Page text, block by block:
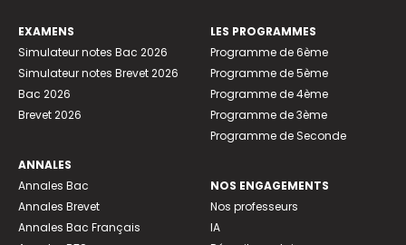
EXAMENS
Simulateur notes Bac 2026
Simulateur notes Brevet 2026
Bac 2026
Brevet 2026
ANNALES
Annales Bac
Annales Brevet
Annales Bac Français
LES PROGRAMMES
Programme de 6ème
Programme de 5ème
Programme de 4ème
Programme de 3ème
Programme de Seconde
NOS ENGAGEMENTS
Nos professeurs
IA